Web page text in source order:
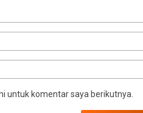
untuk komentar saya berikutnya.